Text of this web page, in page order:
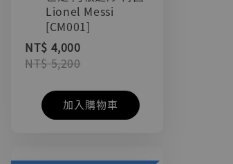
Lionel Messi
[CM001]
NT$ 4,000
NT$ 5,200
加入購物車